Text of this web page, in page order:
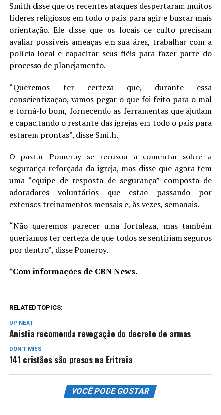
Smith disse que os recentes ataques despertaram muitos
líderes religiosos em todo o país para agir e buscar mais
orientação. Ele disse que os locais de culto precisam
avaliar possíveis ameaças em sua área, trabalhar com a
polícia local e capacitar seus fiéis para fazer parte do
processo de planejamento.
“Queremos ter certeza que, durante essa
conscientização, vamos pegar o que foi feito para o mal
e torná-lo bom, fornecendo as ferramentas que ajudam
e capacitando o restante das igrejas em todo o país para
estarem prontas”, disse Smith.
O pastor Pomeroy se recusou a comentar sobre a
segurança reforçada da igreja, mas disse que agora tem
uma “equipe de resposta de segurança” composta de
adoradores voluntários que estão passando por
extensos treinamentos mensais e, às vezes, semanais.
“Não queremos parecer uma fortaleza, mas também
queríamos ter certeza de que todos se sentiriam seguros
por dentro”, disse Pomeroy.
*Com informações de CBN News.
RELATED TOPICS:
UP NEXT
Anistia recomenda revogação do decreto de armas
DON'T MISS
141 cristãos são presos na Eritreia
VOCÊ PODE GOSTAR